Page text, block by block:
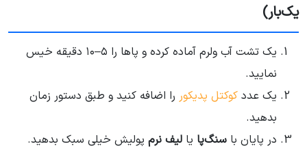
یک‌بار)
یک تشت آب ولرم آماده کرده و پاها را ۵–۱۰ دقیقه خیس
نمایید.
یک عدد کوکتل پدیکور را اضافه کنید و طبق دستور زمان
بدهید.
در پایان با سنگ‌پا یا لیف نرم پولیش خیلی سبک بدهید.